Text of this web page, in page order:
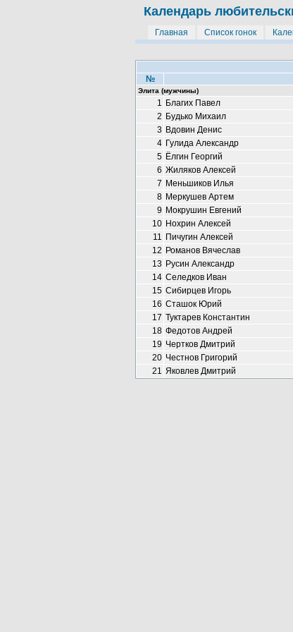
Календарь
Главная Список гонок
№
Элита (мужчины)
1 Благих Павел
2 Будько Михаил
3 Вдовин Денис
4 Гулида Александр
5 Ёлгин Георгий
6 Жиляков Алексей
7 Меньшиков Илья
8 Меркушев Артем
9 Мокрушин Евгений
10 Нохрин Алексей
11 Пичугин Алексей
12 Романов Вячеслав
13 Русин Александр
14 Селедков Иван
15 Сибирцев Игорь
16 Сташок Юрий
17 Туктарев Константин
18 Федотов Андрей
19 Чертков Дмитрий
20 Честнов Григорий
21 Яковлев Дмитрий